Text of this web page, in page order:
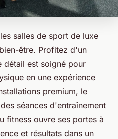
salles de sport de luxe
être. Profitez d'un
détail est soigné pour
en une expérience
premium, le
séances d'entraînement
fitness ouvre ses portes à
et résultats dans un